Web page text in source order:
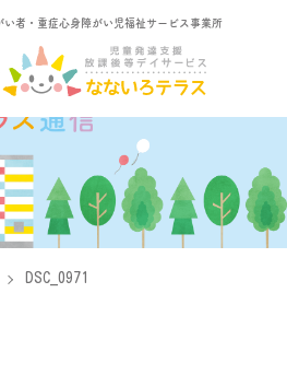
い者・重症心身障がい児福祉サービス事業所
DSC_0971